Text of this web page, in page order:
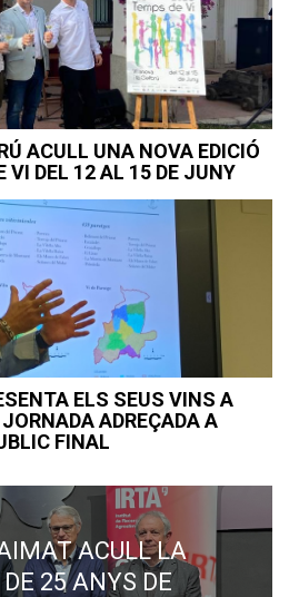
ACULL UNA NOVA EDICIÓ
VI DEL 12 AL 15 DE JUNY
ELS SEUS VINS A
ADREÇADA A
FINAL
ACULL LA
25 ANYS DE